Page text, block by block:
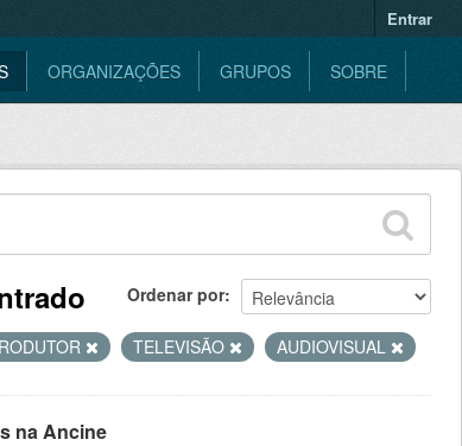
Entrar
ORGANIZAÇÕES GRUPOS SOBRE
Ordenar por
TELEVISÃO AUDIOVISUAL
na Ancine